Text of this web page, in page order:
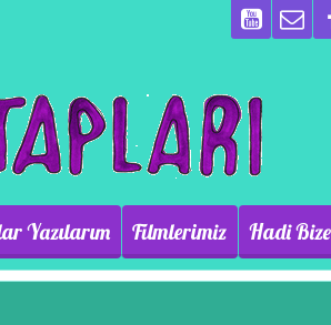
Yazılarım Filmlerimiz Hadi